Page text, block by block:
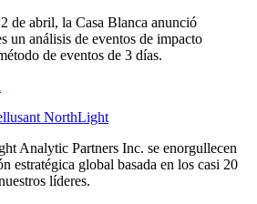
de abril, la Casa Blanca anunció
un análisis de eventos de impacto
de eventos de 3 días.
NorthLight
Analytic Partners Inc. se enorgullecen
estratégica global basada en los casi 20
líderes.